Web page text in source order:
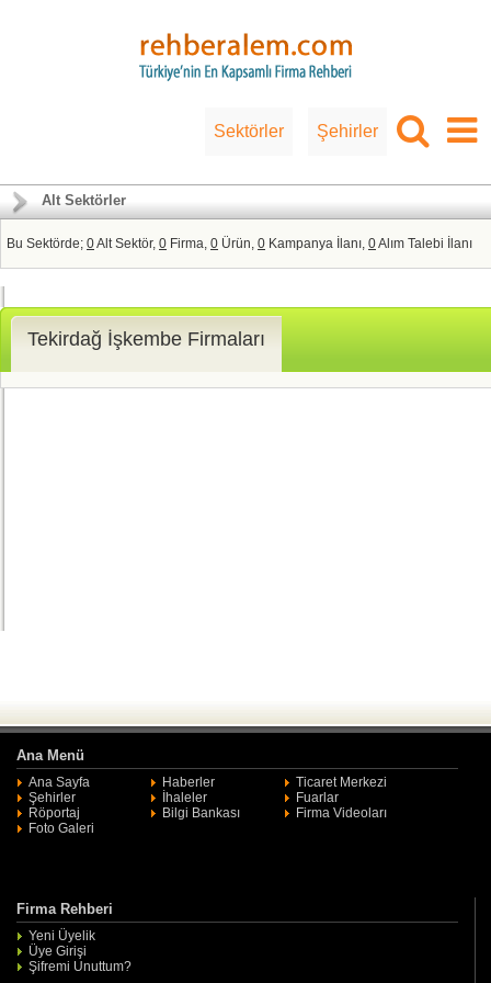
Sektörler Şehirler
Alt Sektörler
Bu Sektörde; 0Alt Sektör, 0 Firma, 0 Ürün, 0 Kampanya İlanı, 0Alım Talebi İlanı
Tekirdağ İşkembe Firmaları
Ana Menü
Ana Sayfa Haberler
Ticaret Merkezi
Şehirler
İhaleler
Fuarlar
Röportaj
Bilgi Bankası
Firma Videoları
Foto Galeri
Firma Rehberi
Yeni Üyelik
Üye Girişi
Şifremi Unuttum?